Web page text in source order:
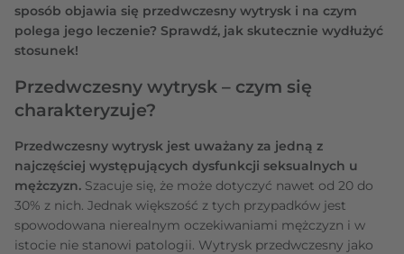
sposób objawia się przedwczesny wytrysk i na czym
polega jego leczenie? Sprawdź, jak skutecznie wydłużyć
stosunek!
Przedwczesny wytrysk – czym się
charakteryzuje?
Przedwczesny wytrysk jest uważany za jedną z
najczęściej występujących dysfunkcji seksualnych u
mężczyzn. Szacuje się, że może dotyczyć nawet od 20 do
30% z nich. Jednak większość z tych przypadków jest
spowodowana nierealnym oczekiwaniami mężczyzn i w
istocie nie stanowi patologii. Wytrysk przedwczesny jako